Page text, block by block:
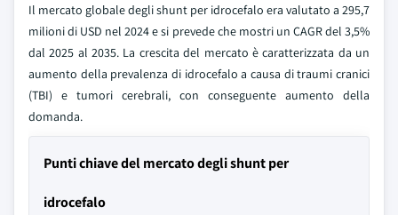
Il mercato globale degli shunt per idrocefalo era valutato a 295,7
milioni di USD nel 2024 e si prevede che mostri un CAGR del 3,5%
dal 2025 al 2035. La crescita del mercato è caratterizzata da un
aumento della prevalenza di idrocefalo a causa di traumi cranici
(TBI) e tumori cerebrali, con conseguente aumento della
domanda.
Punti chiave del mercato degli shunt per
idrocefalo